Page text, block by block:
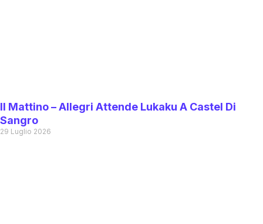
Il Mattino – Allegri Attende Lukaku A Castel Di
Sangro
29 Luglio 2026